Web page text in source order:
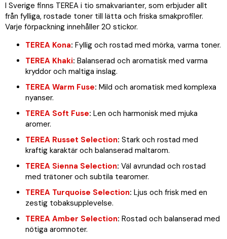
I Sverige finns TEREA i tio smakvarianter, som erbjuder allt
från fylliga, rostade toner till lätta och friska smakprofiler.
Varje förpackning innehåller 20 stickor.
TEREA Kona: Fyllig och rostad med mörka, varma toner.
TEREA Khaki: Balanserad och aromatisk med varma
kryddor och maltiga inslag.
TEREA Warm Fuse: Mild och aromatisk med komplexa
nyanser.
TEREA Soft Fuse: Len och harmonisk med mjuka
aromer.
TEREA Russet Selection: Stark och rostad med
kraftig karaktär och balanserad maltarom.
TEREA Sienna Selection: Väl avrundad och rostad
med trätoner och subtila tearomer.
TEREA Turquoise Selection: Ljus och frisk med en
zestig tobaksupplevelse.
TEREA Amber Selection: Rostad och balanserad med
nötiga aromnoter.